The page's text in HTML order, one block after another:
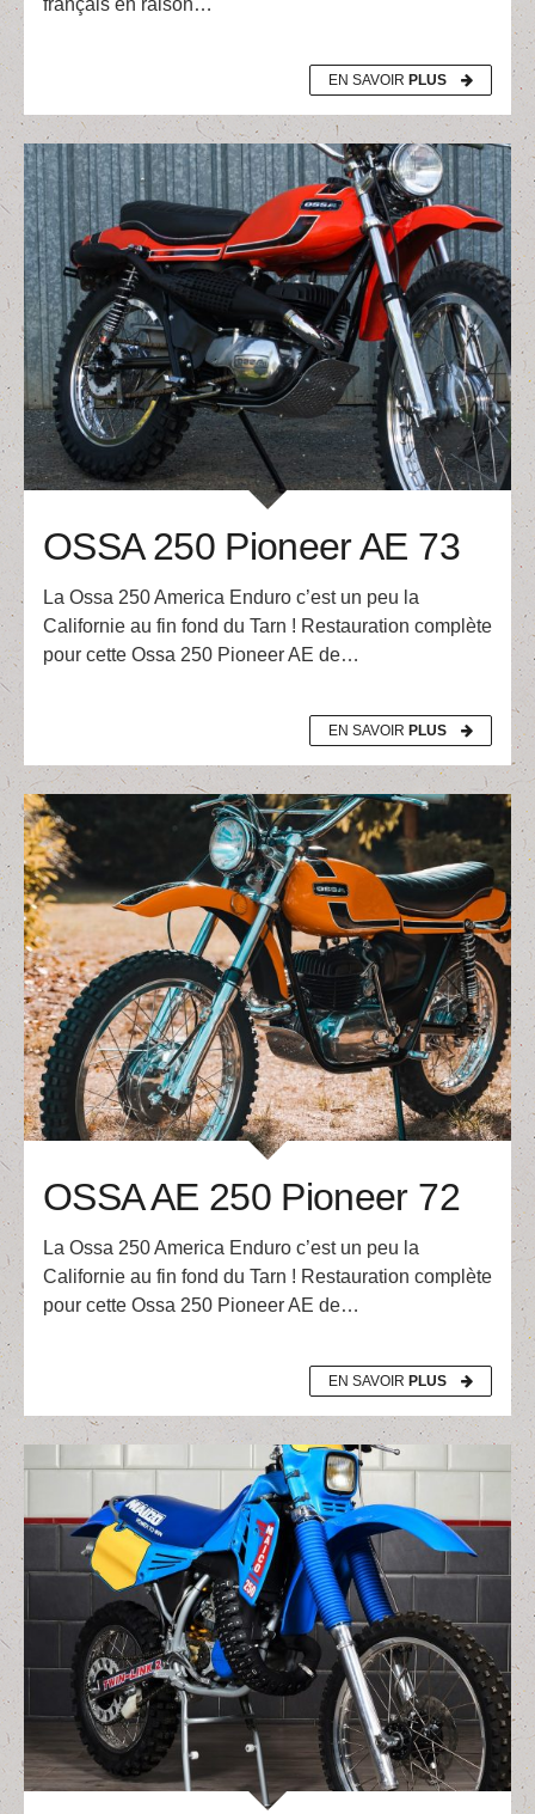
EN SAVOIR PLUS
OSSA 250 Pioneer AE 73
La Ossa 250 America Enduro c’est un peu la
Californie au fin fond du Tarn ! Restauration complète
pour cette Ossa 250 Pioneer AE de…
EN SAVOIR PLUS
OSSA AE 250 Pioneer 72
La Ossa 250 America Enduro c’est un peu la
Californie au fin fond du Tarn ! Restauration complète
pour cette Ossa 250 Pioneer AE de…
EN SAVOIR PLUS